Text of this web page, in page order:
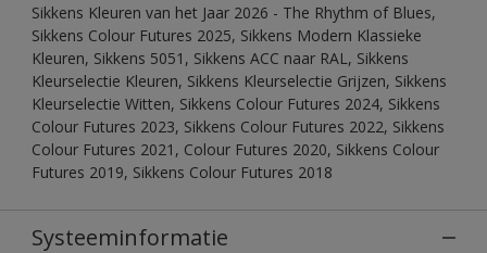
Sikkens Kleuren van het Jaar 2026 - The Rhythm of Blues,
Sikkens Colour Futures 2025, Sikkens Modern Klassieke
Kleuren, Sikkens 5051, Sikkens ACC naar RAL, Sikkens
Kleurselectie Kleuren, Sikkens Kleurselectie Grijzen, Sikkens
Kleurselectie Witten, Sikkens Colour Futures 2024, Sikkens
Colour Futures 2023, Sikkens Colour Futures 2022, Sikkens
Colour Futures 2021, Colour Futures 2020, Sikkens Colour
Futures 2019, Sikkens Colour Futures 2018
Systeeminformatie